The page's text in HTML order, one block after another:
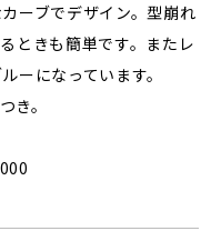
ーブでデザイン。型崩れ
ときも簡単です。またレ
ーになっています。
き。